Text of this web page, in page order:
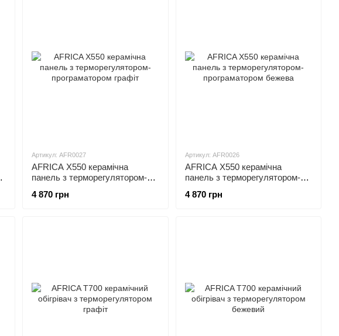
Артикул: AFR0027
AFRICA X550 керамічна
панель з терморегулятором-
4 870 грн
Артикул: AFR0026
AFRICA X550 керамічна
панель з терморегулятором-
4 870 грн